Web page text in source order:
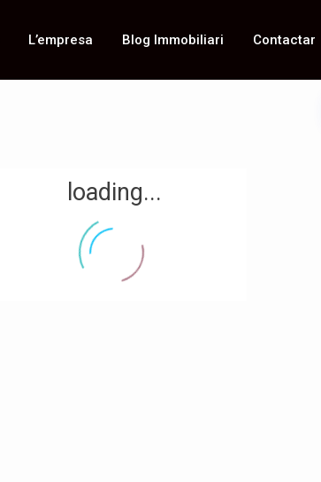
L’empresa Blog Immobiliari Contactar
loading...